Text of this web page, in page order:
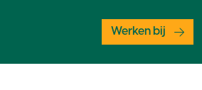
Werken bij